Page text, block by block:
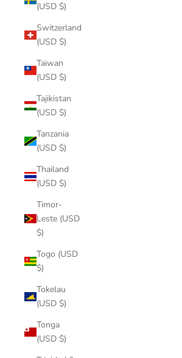
(USD $)
Switzerland
(USD $)
Taiwan
(USD $)
Tajikistan
(USD $)
Tanzania
(USD $)
Thailand
(USD $)
Timor-
Leste (USD
$)
Togo (USD
$)
Tokelau
(USD $)
Tonga
(USD $)